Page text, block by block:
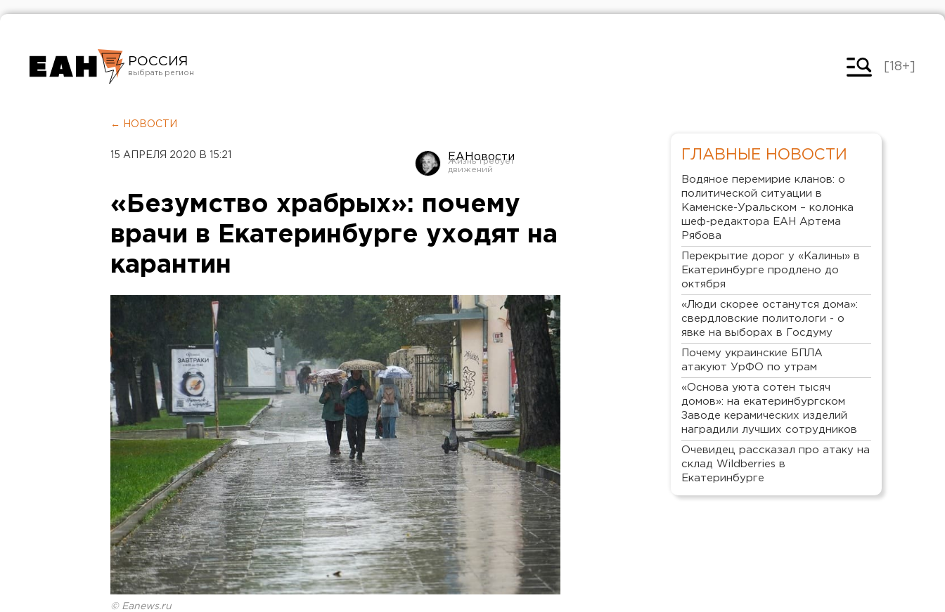
РОССИЯ
Челябинск
[18+]
← НОВОСТИ
15 АПРЕЛЯ 2020 В 15:21 ЕАНовости
«Безумство храбрых»: почему
врачи в Екатеринбурге уходят на
карантин
© Eanews.ru
ГЛАВНЫЕ НОВОСТИ
Водяное перемирие кланов: о
политической ситуации в
Каменске-Уральском – колонка
шеф-редактора ЕАН Артема
Рябова
Перекрытие дорог у «Калины» в
Екатеринбурге продлено до
октября
«Люди скорее останутся дома»:
свердловские политологи - о
явке на выборах в Госдуму
Почему украинские БПЛА
атакуют УрФО по утрам
«Основа уюта сотен тысяч
домов»: на екатеринбургском
Заводе керамических изделий
наградили лучших сотрудников
Очевидец рассказал про атаку на
склад Wildberries в
Екатеринбурге